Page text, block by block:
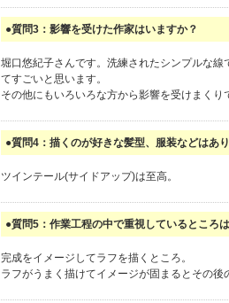
●質問3：影響を受けた作家はいますか？
堀口悠紀子さんです。洗練されたシンプルな
てすごいと思います。
その他にもいろいろな方から影響を受けまくり
●質問4：描くのが好きな髪型、服装などはあ
ツインテール(サイドアップ)は至高。
●質問5：作業工程の中で重視しているところ
完成をイメージしてラフを描くところ。
ラフがうまく描けてイメージが固まるとその後